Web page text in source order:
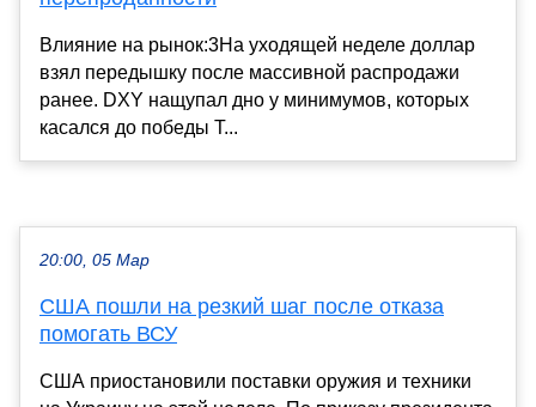
Влияние на рынок:3На уходящей неделе доллар
взял передышку после массивной распродажи
ранее. DXY нащупал дно у минимумов, которых
касался до победы Т...
20:00, 05 Мар
США пошли на резкий шаг после отказа
помогать ВСУ
США приостановили поставки оружия и техники